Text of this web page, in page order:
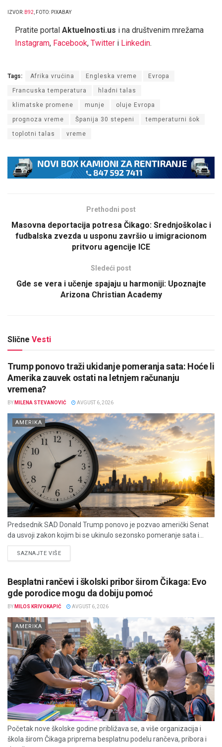
IZVOR: B92 , FOTO: PIXABAY
Pratite portal Aktuelnosti.us i na društvenim mrežama
Instagram, Facebook, Twitter i Linkedin.
Tags: Afrika vrućina Engleska vreme Evropa
Francuska temperatura hladni talas
klimatske promene munje oluje Evropa
prognoza vreme Španija 30 stepeni temperaturni šok
toplotni talas vreme
Prethodni post
Masovna deportacija potresa Čikago: Srednjoškolac i
fudbalska zvezda u usponu završio u imigracionom
pritvoru agencije ICE
Sledeći post
Gde se vera i učenje spajaju u harmoniji: Upoznajte
Arizona Christian Academy
Slične Vesti
Trump ponovo traži ukidanje pomeranja sata: Hoće li
Amerika zauvek ostati na letnjem računanju
vremena?
BY MILENA STEVANOVIĆ AVGUST 6, 2026
AMERIKA
Predsednik SAD Donald Trump ponovo je pozvao američki Senat
da usvoji zakon kojim bi se ukinulo sezonsko pomeranje sata i...
SAZNAJTE VIŠEDETAILS
Besplatni rančevi i školski pribor širom Čikaga: Evo
gde porodice mogu da dobiju pomoć
BY MILOS KRIVOKAPIĆ AVGUST 6, 2026
AMERIKA
Početak nove školske godine približava se, a više organizacija i
škola širom Čikaga priprema besplatnu podelu rančeva, pribora i